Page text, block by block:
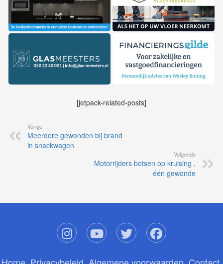
[jetpack-related-posts]
Vorige
Meerdere gewonden bij brand
in snackwagen
Volgende
Motorrijders botsen op kruising ,
één gewonde